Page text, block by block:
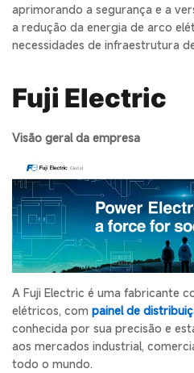
aprimorando a segurança e a
a redução da energia de arco
necessidades de infraestrutura
Fuji Electric
Visão geral da empresa
A Fuji Electric é uma fabricante
elétricos, com painel de
conhecida por sua precisão e
aos mercados industrial,
todo o mundo.